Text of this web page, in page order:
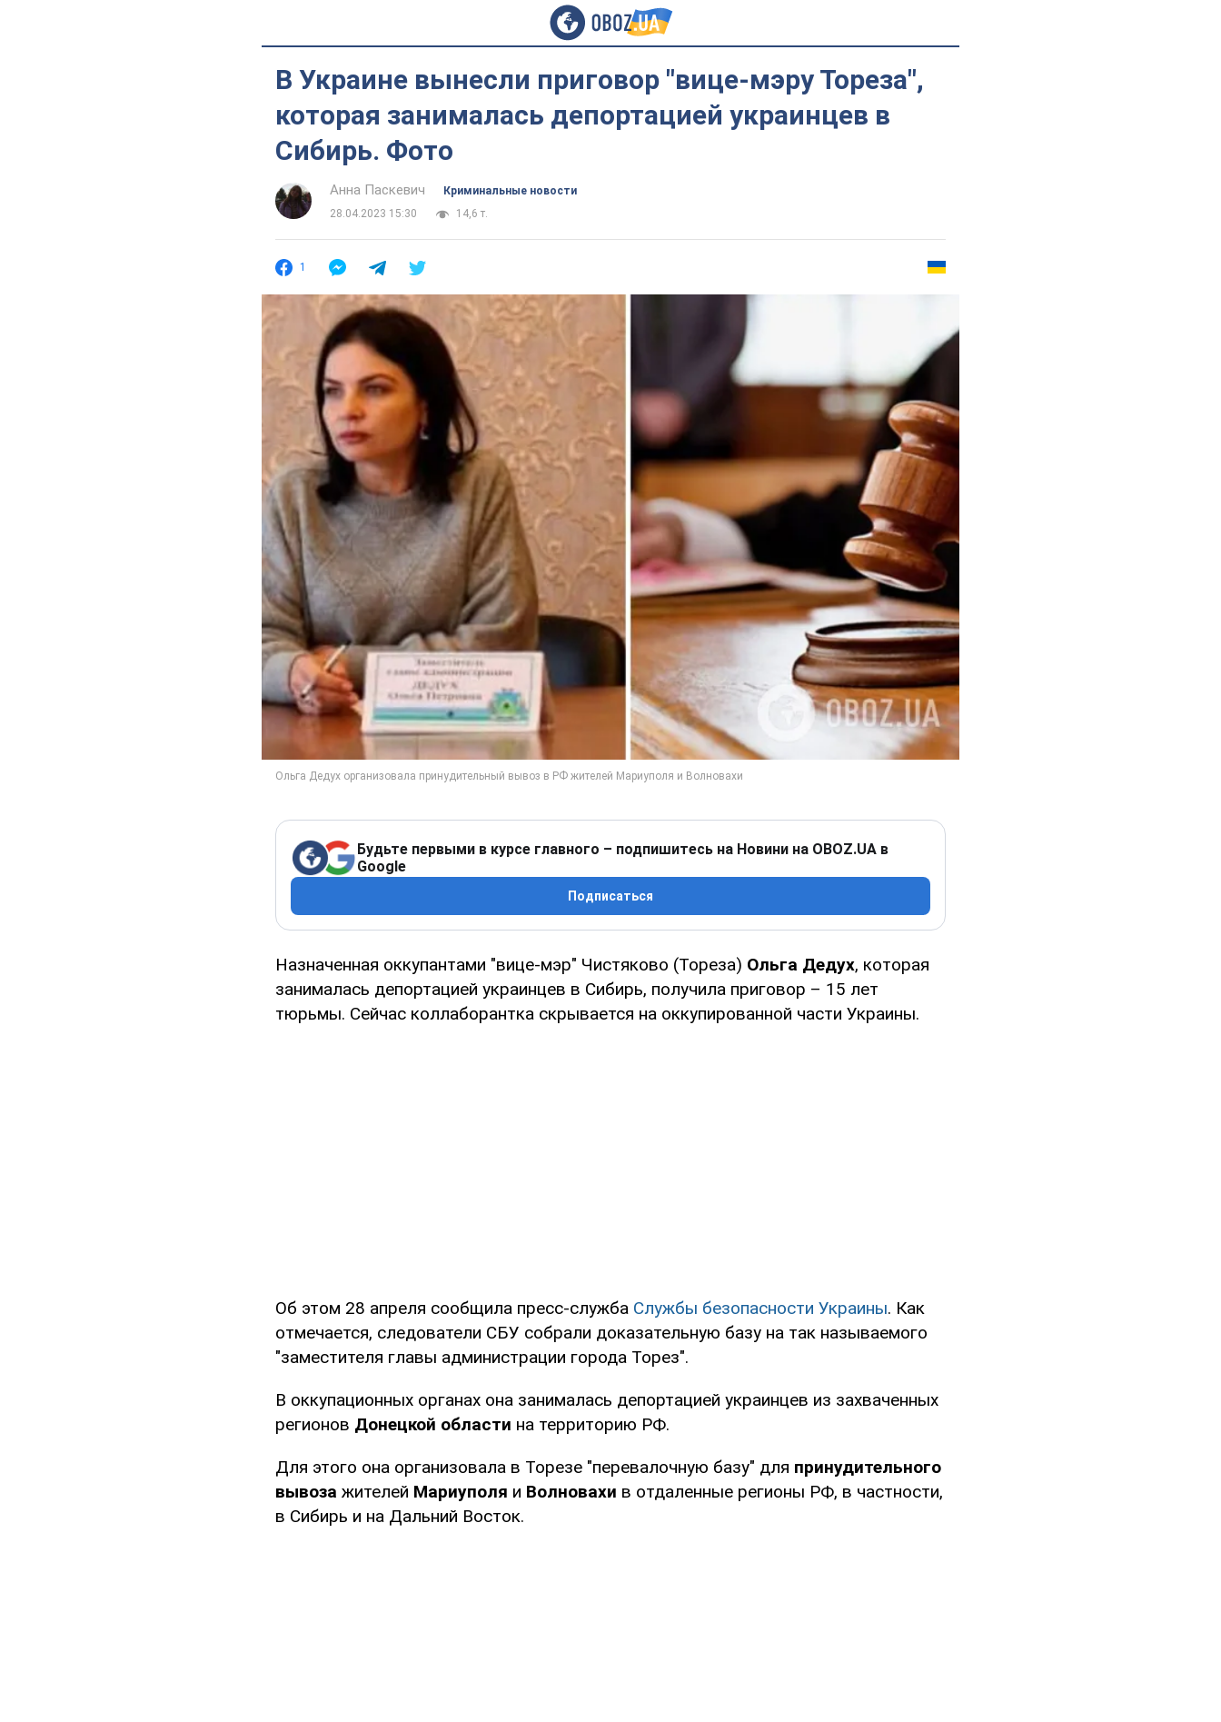
В Украине вынесли приговор "вице-мэру Тореза",
которая занималась депортацией украинцев в
Сибирь. Фото
Анна Паскевич
Криминальные новости
28.04.2023 15:30
14,6 т.
1
Будьте первыми в курсе главного – подпишитесь на Новини на OBOZ.UA в
Google
Подписаться
Назначенная оккупантами "вице-мэр" Чистяково (Тореза) Ольга Дедух, которая
занималась депортацией украинцев в Сибирь, получила приговор – 15 лет
тюрьмы. Сейчас коллаборантка скрывается на оккупированной части Украины.
Об этом 28 апреля сообщила пресс-служба Службы безопасности Украины. Как
отмечается, следователи СБУ собрали доказательную базу на так называемого
"заместителя главы администрации города Торез".
В оккупационных органах она занималась депортацией украинцев из захваченных
регионов Донецкой области на территорию РФ.
Для этого она организовала в Торезе "перевалочную базу" для принудительного
вывоза жителей Мариуполя и Волновахи в отдаленные регионы РФ, в частности,
в Сибирь и на Дальний Восток.